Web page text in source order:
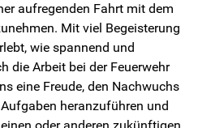
aufregenden Fahrt mit dem
Mit viel Begeisterung
wie spannend und
die Arbeit bei der Feuerwehr
eine Freude, den Nachwuchs
heranzuführen und